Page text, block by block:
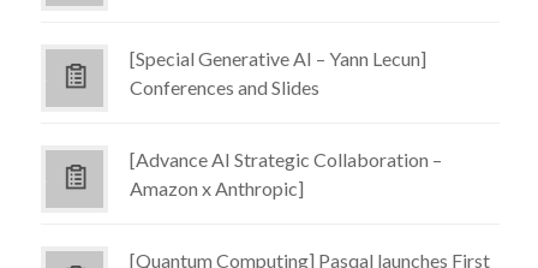
[Special Generative AI – Yann Lecun]
Conferences and Slides
[Advance AI Strategic Collaboration –
Amazon x Anthropic]
[Quantum Computing] Pasqal launches First